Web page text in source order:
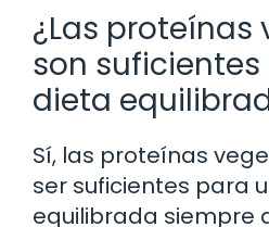
¿Las proteínas
son
dieta
Sí, las proteínas
ser suficientes para
equilibrada siempre